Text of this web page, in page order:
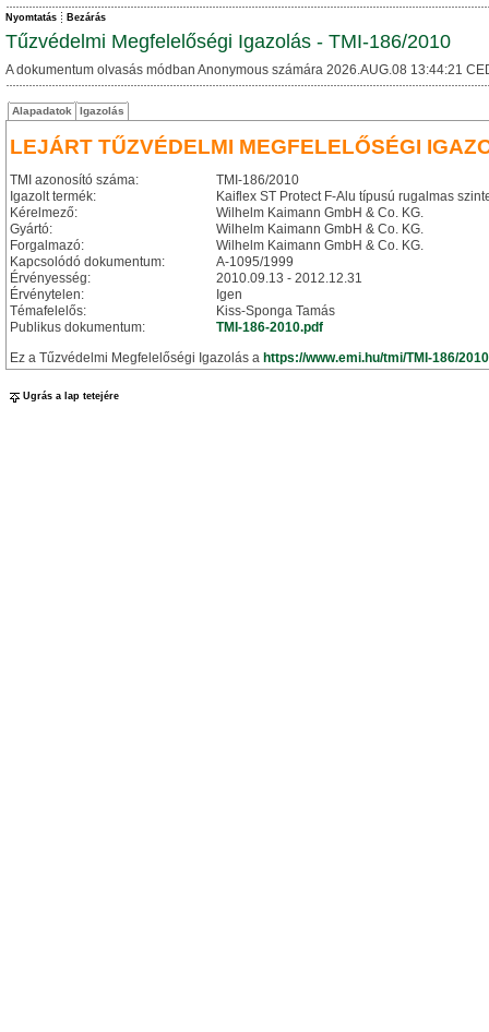
Nyomtatás Bezárás
Tűzvédelmi Megfelelőségi Igazolás - TMI-186/2010
A dokumentum olvasás módban Anonymous számára 2026.AUG.08 13:44:21
Alapadatok Igazolás
LEJÁRT TŰZVÉDELMI MEGFELELŐSÉGI
TMI azonosító száma:
TMI-186/2010
Igazolt termék:
Kaiflex ST Protect F-Alu típusú rugalmas
Kérelmező:
Wilhelm Kaimann GmbH & Co. KG.
Gyártó:
Wilhelm Kaimann GmbH & Co. KG.
Forgalmazó:
Wilhelm Kaimann GmbH & Co. KG.
Kapcsolódó dokumentum:
A-1095/1999
Érvényesség:
2010.09.13 - 2012.12.31
Érvénytelen:
Igen
Témafelelős:
Kiss-Sponga Tamás
Publikus dokumentum:
TMI-186-2010.pdf
Ez a Tűzvédelmi Megfelelőségi Igazolás a https://www.emi.hu/tmi/TMI-186/2010
Ugrás a lap tetejére